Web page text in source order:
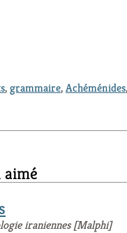
,grammaire,Achéménides
iraniennes [Malphi]